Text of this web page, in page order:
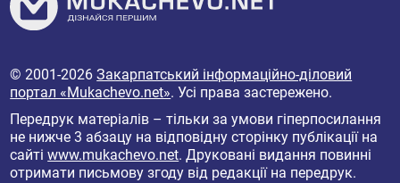
© 2001-2026Закарпатський інформаційно-діловий
портал «Mukachevo.net». Усі права застережено.
Передрук матеріалів – тільки за умови гіперпосилання
не нижче 3 абзацу на відповідну сторінку публікації на
сайтіwww.mukachevo.net. Друковані видання повинні
отримати письмову згоду від редакції на передрук.